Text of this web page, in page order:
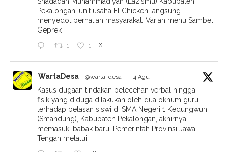
Pekalongan, unit usaha El Chicken langsung
menyedot perhatian masyarakat. Varian menu Sambel
Geprek
1 1 X
WartaDesa @warta_desa · 4 Agu
Kasus dugaan tindakan pelecehan verbal hingga
fisik yang diduga dilakukan oleh dua oknum guru
terhadap belasan siswi di SMA Negeri 1 Kedungwuni
(Smandung), Kabupaten Pekalongan, akhirnya
memasuki babak baru. Pemerintah Provinsi Jawa
Tengah melalui